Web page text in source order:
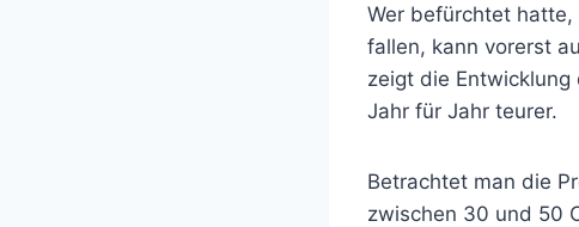
Wer befürchtet hatte,
fallen, kann vorerst
zeigt die
Jahr für Jahr teurer.
Betrachtet man die
zwischen 30 und 50